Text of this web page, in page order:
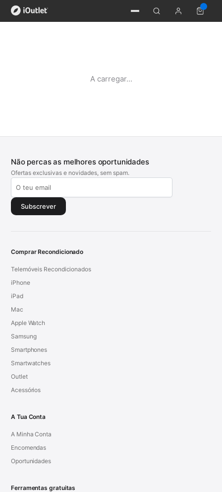
A carregar...
Não percas as melhores oportunidades
Ofertas exclusivas e novidades, sem spam.
Subscrever
Comprar Recondicionado
Telemóveis Recondicionados
iPhone
iPad
Mac
Apple Watch
Samsung
Smartphones
Smartwatches
Outlet
Acessórios
A Tua Conta
A Minha Conta
Encomendas
Oportunidades
Ferramentas gratuitas